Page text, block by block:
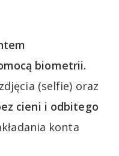
biometrii.
(selfie) oraz
cieni i odbitego
konta